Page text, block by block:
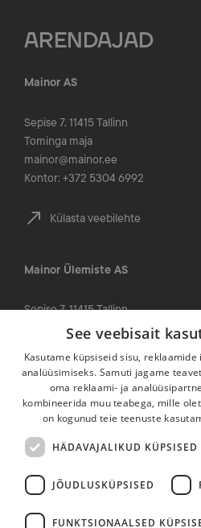
ARENDAJAD
Mainor AS
Sepise 7, 11415 Tallinn
Tominga maja
mainor@mainor.ee
Kontor: +372 5304 6992
Külasta veebilehte
Mainor Ülemiste AS
Sepise 7, 11415 Tallinn
Tominga maja
Kontor: +372 5304 6992
Klienditugi (24 h) : +372 644 6666
Külasta veebilehte
Ülemiste City Residences OÜ
Valukoja 10, 11415 Tallinn
See veebisait
Kasutame küpsiseid sisu,
analüüsimiseks. Samuti jagame
oma reklaami- ja
kombineerida muu teabega, mille
on kogunud teie teenuste
HÄDAVAJALIKUD KÜPSISED
JÕUDLUSKÜPSISED
FUNKTSIONAALSED